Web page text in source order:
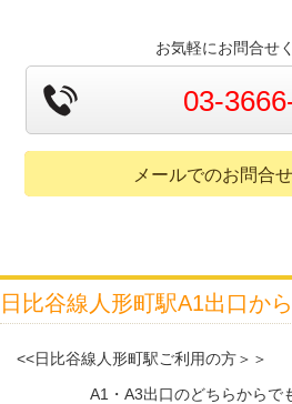
お気軽にお問合せ
03-
メールでのお問合
日比谷線人形町駅A1出口か
<<日比谷線人形町駅ご利用の方＞＞
A1・A3出口のどちらからで